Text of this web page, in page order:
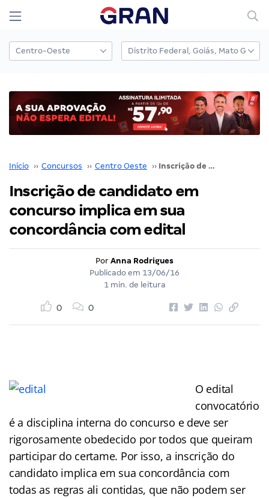
Início ›› Concursos ›› Centro Oeste ›› Inscrição de candidato em concurso implica em sua concordância com edital
Inscrição de candidato em
concurso implica em sua
concordância com edital
Por Anna Rodrigues
Publicado em 13/06/16
1 min. de leitura
0 0
O edital
convocatório
é a disciplina interna do concurso e deve ser
rigorosamente obedecido por todos que queiram
participar do certame. Por isso, a inscrição do
candidato implica em sua concordância com
todas as regras ali contidas, que não podem ser